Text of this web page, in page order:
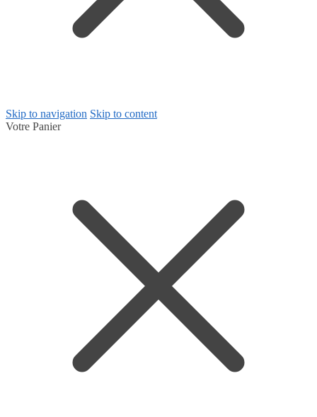
Skip to navigation Skip to content
Votre Panier